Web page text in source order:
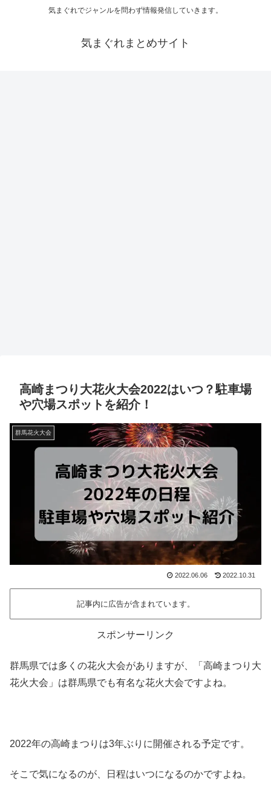
気まぐれでジャンルを問わず情報発信していきます。
気まぐれまとめサイト
高崎まつり大花火大会2022はいつ？駐車場
や穴場スポットを紹介！
群馬花火大会
2022.06.06 2022.10.31
記事内に広告が含まれています。
スポンサーリンク
群馬県では多くの花火大会がありますが、「高崎まつり大
花火大会」は群馬県でも有名な花火大会ですよね。
2022年の高崎まつりは3年ぶりに開催される予定です。
そこで気になるのが、日程はいつになるのかですよね。